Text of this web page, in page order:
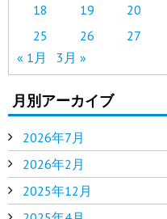
18
19 20
25
26 27
« 1月
3月 »
月別アーカイブ
2026年7月
2026年2月
2025年12月